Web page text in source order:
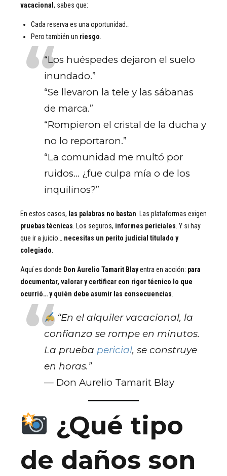
vacacional , sabes que:
Cada reserva es una oportunidad…
Pero también un riesgo
“Los huéspedes dejaron el suelo
inundado.”
“Se llevaron la tele y las sábanas
de marca.”
“Rompieron el cristal de la ducha y
no lo reportaron.”
“La comunidad me multó por
ruidos… ¿fue culpa mía o de los
inquilinos?”
En estos casos, las palabras no bastan . Las plataformas exigen
pruebas técnicas . Los seguros, informes periciales . Y si hay
que ir a juicio… necesitas un perito judicial titulado y
colegiado
Aquí es donde Don Aurelio Tamarit Blayentra en acción: para
documentar, valorar y certificar con rigor técnico lo que
ocurrió… y quién debe asumir las consecuencias
“En el alquiler vacacional, la
confianza se rompe en minutos.
La prueba pericial, se construye
en horas.”
— Don Aurelio Tamarit Blay
¿Qué tipo
de daños son